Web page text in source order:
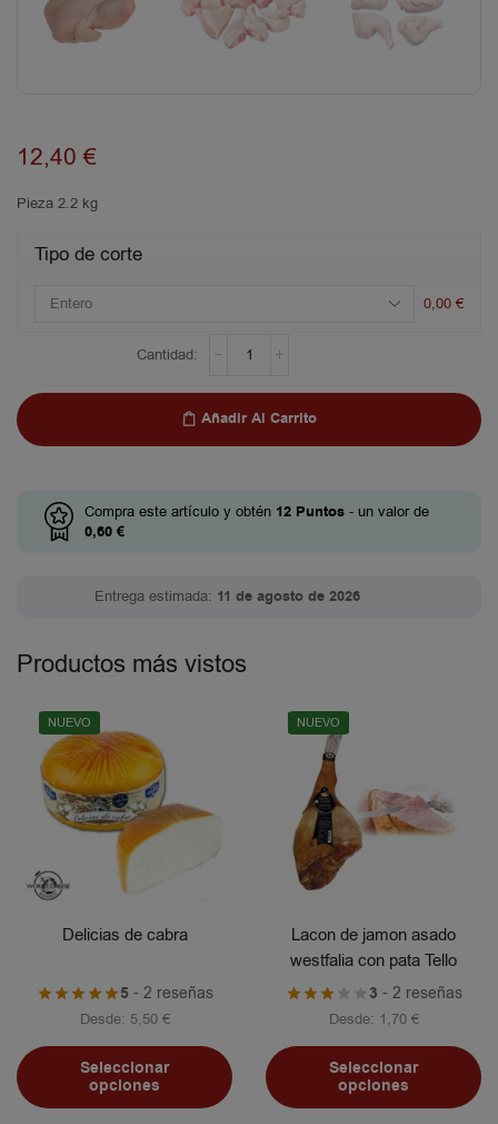
12,40 €
Pieza 2.2 kg
Tipo de corte
0,00 €
Añadir Al Carrito
Compra este artículo y obtén 12 Puntos - un valor de
0,60 €
Entrega estimada: 11 de agosto de 2026
Productos más vistos
NUEVO
Delicias de cabra
5- 2 reseñas
Desde: 5,50 €
Seleccionar
opciones
NUEVO
Lacon de jamon asado
westfalia con pata Tello
3 - 2 reseñas
Desde: 1,70 €
Seleccionar
opciones